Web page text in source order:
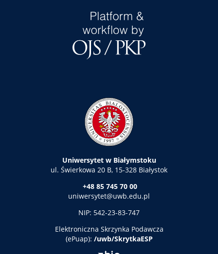
Uniwersytet w Białymstoku
ul. Świerkowa 20 B, 15-328 Białystok
+48 85 745 70 00
uniwersytet@uwb.edu.pl
NIP: 542-23-83-747
Elektroniczna Skrzynka Podawcza
(ePuap): /uwb/SkrytkaESP